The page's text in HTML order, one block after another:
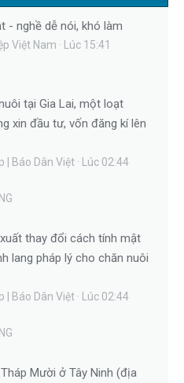
- nghề dễ nói, khó làm
Việt Nam
Lúc 15:41
tại Gia Lai, một loạt
xin đầu tư, vốn đăng kí lên
| Báo Dân Việt
Lúc 02:44
thay đổi cách tính mật
lang pháp lý cho chăn nuôi
| Báo Dân Việt
Lúc 02:44
Mười ở Tây Ninh (địa